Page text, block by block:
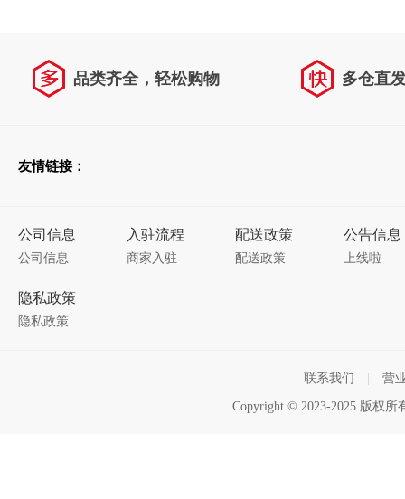
品类齐全，轻松购物 多仓直
友情链接：
公司信息
公司信息
入驻流程
商家入驻
配送政策
配送政策
公告信息
上线啦
隐私政策
隐私政策
联系我们 营
Copyright © 2023-2025 版权所